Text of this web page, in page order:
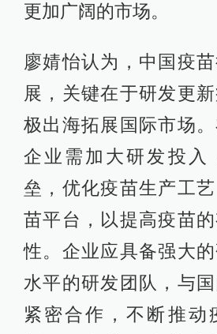
更加广阔的市场。
廖婧怡认为，中国疫
展，关键在于研发更
极出海拓展国际市场。
企业需加大研发投入
垒，优化疫苗生产工
苗平台，以提高疫苗
性。企业应具备强大
水平的研发团队，与
紧密合作，不断推动